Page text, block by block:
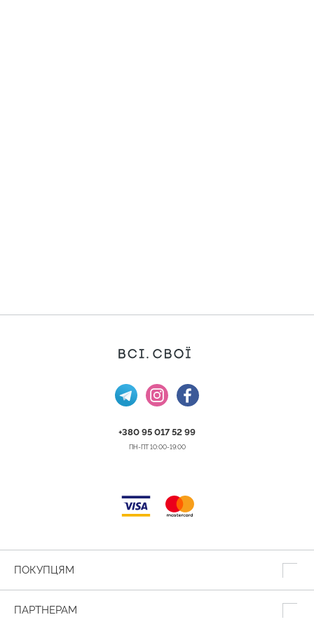
+380 95 017 52 99
ПН-ПТ 10:00-19:00
ПОКУПЦЯМ
ПАРТНЕРАМ